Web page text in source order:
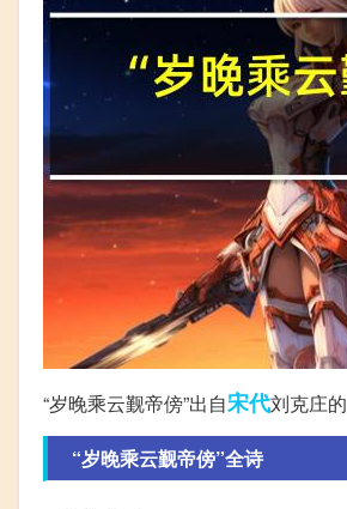
“岁晚乘云觐帝傍”出自宋代刘克庄
“岁晚乘云觐帝傍”全诗